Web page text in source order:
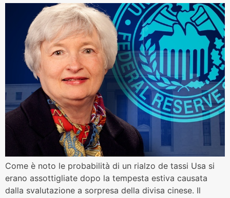
Come è noto le probabilità di un rialzo de tassi Usa si
erano assottigliate dopo la tempesta estiva causata
dalla svalutazione a sorpresa della divisa cinese. Il